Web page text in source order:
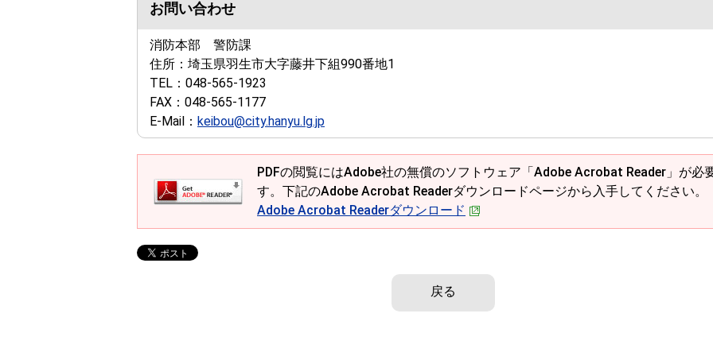
お問い合わせ
消防本部 警防課
住所： 埼玉県羽生市大字藤井下組990番地1
TEL： 048-565-1923
FAX： 048-565-1177
E-Mail： keibou@city.hanyu.lg.jp
PDFの閲覧にはAdobe社の無償のソフトウェア「Adobe Acrobat Reader」が必
す。下記のAdobe Acrobat Readerダウンロードページから入手してください。
Adobe Acrobat Readerダウンロード
戻る